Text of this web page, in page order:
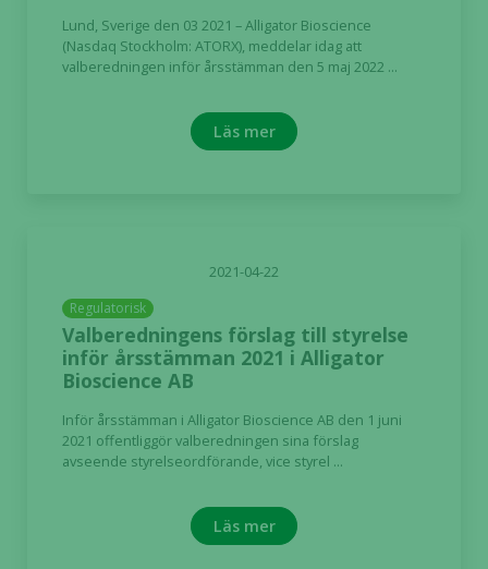
Lund, Sverige den 03 2021 – Alligator Bioscience
(Nasdaq Stockholm: ATORX), meddelar idag att
valberedningen inför årsstämman den 5 maj 2022 ...
Läs mer
2021-04-22
Regulatorisk
Valberedningens förslag till styrelse
inför årsstämman 2021 i Alligator
Bioscience AB
Inför årsstämman i Alligator Bioscience AB den 1 juni
2021 offentliggör valberedningen sina förslag
avseende styrelseordförande, vice styrel ...
Läs mer